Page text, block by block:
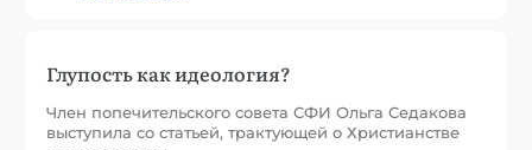
Глупость как идеология?
Член попечительского совета СФИ Ольга Седакова
выступила со статьей, трактующей о Христианстве